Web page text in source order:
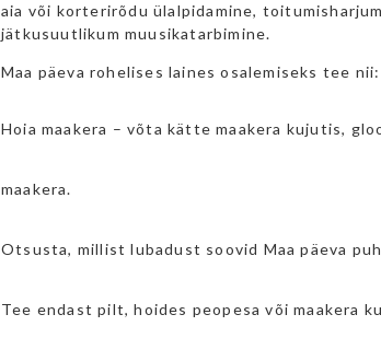
aia või korterirõdu ülalpidamine,
jätkusuutlikum muusikatarbimine.
Maa päeva rohelises laines osalemiseks tee nii:
Hoia maakera – võta kätte maakera kujutis,
maakera.
Otsusta, millist lubadust soovid Maa päeva
Tee endast pilt, hoides peopesa või maakera